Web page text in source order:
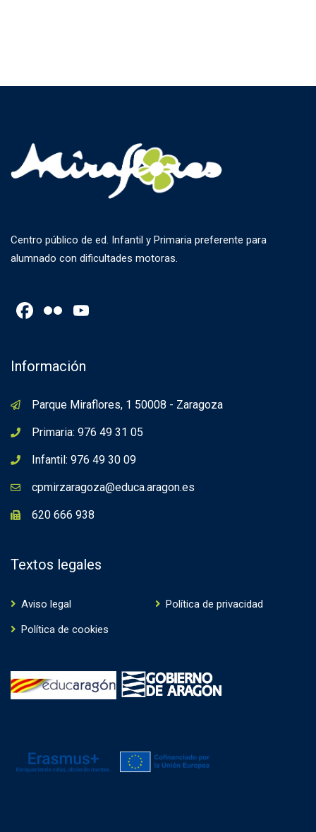
Centro público de ed. Infantil y Primaria preferente para
alumnado con dificultades motoras.
Facebook
Flickr
Información
Parque Miraflores, 1 50008 - Zaragoza
Primaria: 976 49 31 05
Infantil: 976 49 30 09
cpmirzaragoza@educa.aragon.es
620 666 938
Textos legales
Aviso legal
Política de privacidad
Política de cookies